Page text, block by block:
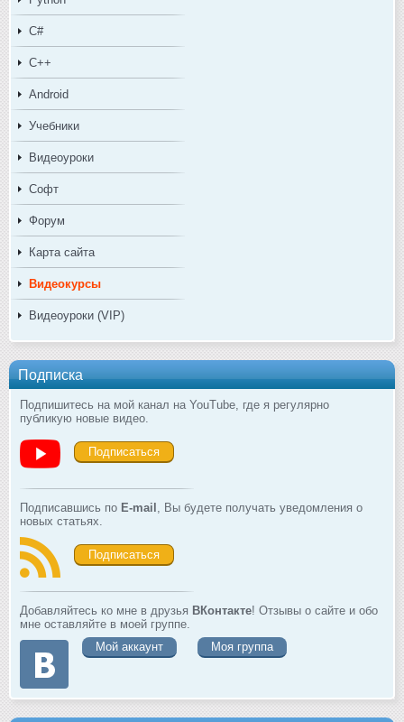
C#
C++
Android
Учебники
Видеоуроки
Софт
Форум
Карта сайта
Видеокурсы
Видеоуроки (VIP)
Подписка
Подпишитесь на мой канал на YouTube, где я регулярно
публикую новые видео.
Подписаться
Подписавшись по E-mail
, Вы будете получать уведомления о
новых статьях.
Подписаться
Добавляйтесь ко мне в друзья ВКонтакте! Отзывы о сайте и обо
мне оставляйте в моей группе.
Мой аккаунт
Моя группа